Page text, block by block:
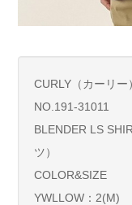
CURLY（カーリー）
NO.191-31011
BLENDER LS
ツ）
COLOR&SIZE
YWLLOW：2(M)